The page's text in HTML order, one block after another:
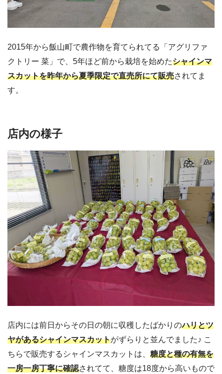
2015年から飯山町で農作物を育てられてる「アグリファ
クトリー 菜」で、5年ほど前から栽培を始めたシャインマ
スカットを昨年から夏季限定で直売所にて販売されてま
す。
店内の様子
店内には前日からその日の朝に収穫したばかりのハリとツ
ヤがあるシャインマスカットがずらりと並んでました♪ こ
ちらで販売するシャインマスカットは、 糖度と種の有無を
一房一房丁寧に確認されてて、糖度は18度から高いもので